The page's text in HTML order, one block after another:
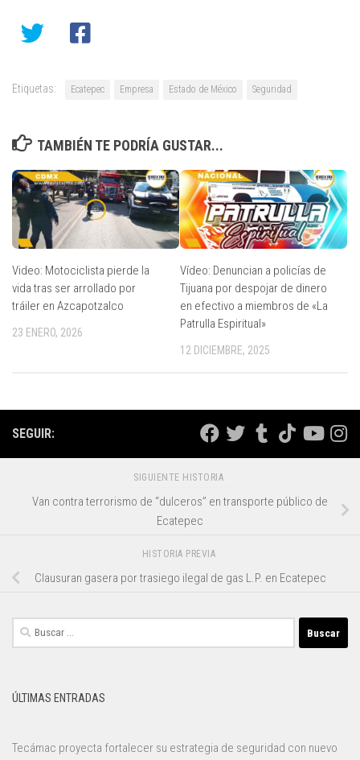
Etiquetas: Ecatepec Empresa Estado de México Seguridad
TAMBIÉN TE PODRÍA GUSTAR...
Video: Motociclista pierde la
vida tras ser arrollado por
tráiler en Azcapotzalco
23 ENERO, 2026
Vídeo: Denuncian a policías de
Tijuana por despojar de dinero
en efectivo a miembros de «La
Patrulla Espiritual»
12 DICIEMBRE, 2025
SEGUIR:
SIGUIENTE HISTORIA
Van contra terrorismo de “dulceros” en transporte público de
Ecatepec
HISTORIA PREVIA
Clausuran gasera por trasiego ilegal de gas L.P. en Ecatepec
Buscar:
ÚLTIMAS ENTRADAS
Tecámac proyecta fortalecer su estrategia de seguridad con nuevo